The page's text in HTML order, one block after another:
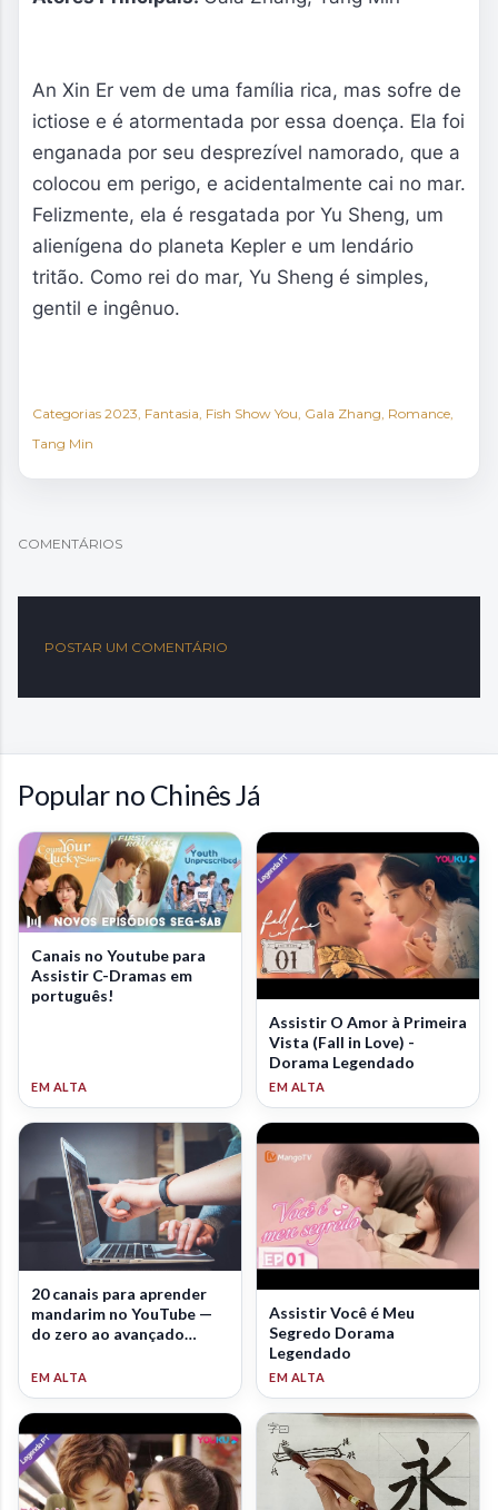
An Xin Er vem de uma família rica, mas sofre de
ictiose e é atormentada por essa doença. Ela foi
enganada por seu desprezível namorado, que a
colocou em perigo, e acidentalmente cai no mar.
Felizmente, ela é resgatada por Yu Sheng, um
alienígena do planeta Kepler e um lendário
tritão. Como rei do mar, Yu Sheng é simples,
gentil e ingênuo.
Categorias 2023 Fantasia Fish Show You Gala Zhang Romance
Tang Min
COMENTÁRIOS
POSTAR UM COMENTÁRIO
Popular no Chinês Já
Canais no Youtube para
Assistir C-Dramas em
português!
Assistir O Amor à Primeira
Vista (Fall in Love) -
Dorama Legendado
20 canais para aprender
mandarim no YouTube —
do zero ao avançado
Assistir Você é Meu
Segredo Dorama
Legendado